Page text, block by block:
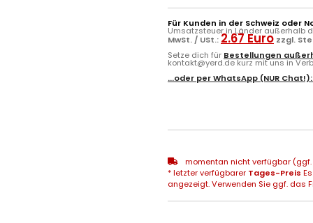
Für Kunden in der Schweiz oder
Umsatzsteuer in Länder außerhalb
MwSt. / USt.: 2.67 Euro zzgl.
Setze dich für Bestellungen
kontakt@yerd.de kurz mit uns in
...oder perWhatsApp (NUR
momentan nicht verfügbar
* letzter verfügbarer Tages-Preis
angezeigt. Verwenden Sie ggf. das